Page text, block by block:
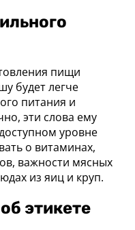
пищи
будет легче
питания и
эти слова ему
уровне
о витаминах,
важности мясных
из яиц и круп.
этикете